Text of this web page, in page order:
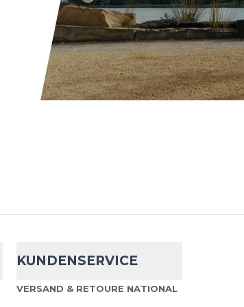
Core Run Ultralight Low
Cut Socks
Core Run Ultralight Low Cut Socks ist die
perfekte Wahl für anspruchsvolle Sportler und
aktive Menschen, die auf höchste Qualität und
speziell für warme Temperaturen und intensive
bietet funk...
KUNDENSERVICE
VERSAND & RETOURE NATIONAL